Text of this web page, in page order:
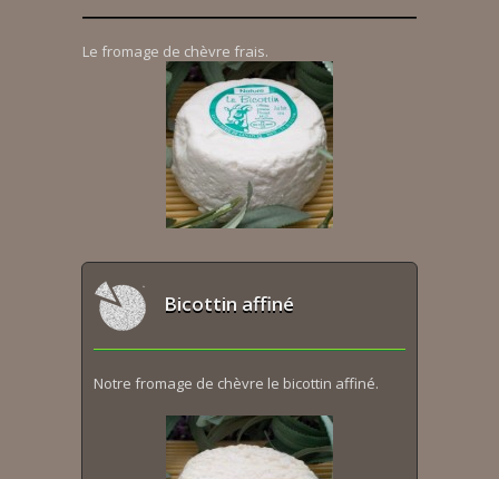
Le fromage de chèvre frais.
Bicottin affiné
Notre fromage de chèvre le bicottin affiné.